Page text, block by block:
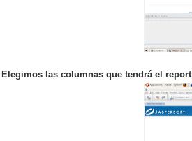
Elegimos las columnas que tendrá el report